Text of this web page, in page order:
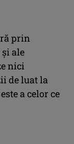
prin
ale
nici
de luat la
a celor ce